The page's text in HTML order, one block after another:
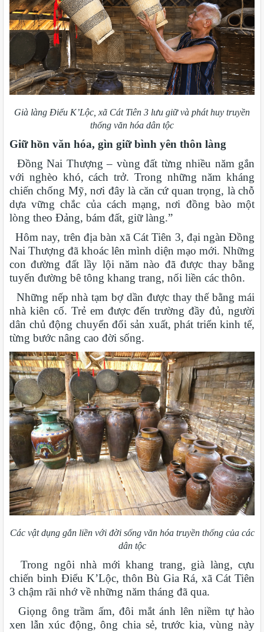
Già làng Điểu K’Lộc, xã Cát Tiên 3 lưu giữ và phát huy truyền
thống văn hóa dân tộc
Giữ hồn văn hóa, gìn giữ bình yên thôn làng
Đồng Nai Thượng – vùng đất từng nhiều năm gắn
với nghèo khó, cách trở. Trong những năm kháng
chiến chống Mỹ, nơi đây là căn cứ quan trọng, là chỗ
dựa vững chắc của cách mạng, nơi đồng bào một
lòng theo Đảng, bám đất, giữ làng.”
Hôm nay, trên địa bàn xã Cát Tiên 3, đại ngàn Đồng
Nai Thượng đã khoác lên mình diện mạo mới. Những
con đường đất lầy lội năm nào đã được thay bằng
tuyến đường bê tông khang trang, nối liền các thôn.
Những nếp nhà tạm bợ dần được thay thế bằng mái
nhà kiên cố. Trẻ em được đến trường đầy đủ, người
dân chủ động chuyển đổi sản xuất, phát triển kinh tế,
từng bước nâng cao đời sống.
Các vật dụng gắn liền với đời sống văn hóa truyền thống của các
dân tộc
Trong ngôi nhà mới khang trang, già làng, cựu
chiến binh Điểu K’Lộc, thôn Bù Gia Rá, xã Cát Tiên
3 chậm rãi nhớ về những năm tháng đã qua.
Giọng ông trầm ấm, đôi mắt ánh lên niềm tự hào
xen lẫn xúc động, ông chia sẻ, trước kia, vùng này